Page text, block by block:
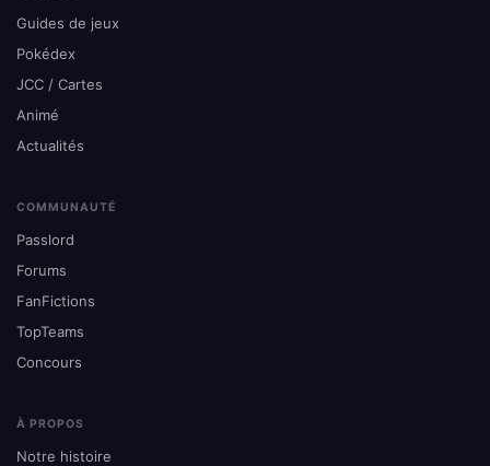
Guides de jeux
Pokédex
JCC / Cartes
Animé
Actualités
COMMUNAUTÉ
Passlord
Forums
FanFictions
TopTeams
Concours
À PROPOS
Notre histoire